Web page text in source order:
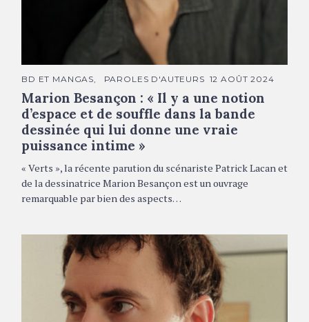
Marion Besançon © DR
C
T
É
G
O
R
E
BD ET MANGAS PAROLES D'AUTEURS 12 AOÛT 2024
Marion Besançon : « Il y a une notion
d’espace et de souffle dans la bande
dessinée qui lui donne une vraie
puissance intime »
« Verts », la récente parution du scénariste Patrick Lacan et
de la dessinatrice Marion Besançon est un ouvrage
remarquable par bien des aspects…